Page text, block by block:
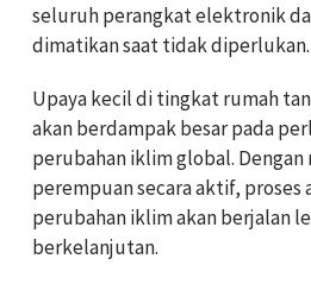
seluruh perangkat elektronik
dimatikan saat tidak diperlukan.
Upaya kecil di tingkat rumah
akan berdampak besar pada
perubahan iklim global.
perempuan secara aktif, proses
perubahan iklim akan berjalan
berkelanjutan.